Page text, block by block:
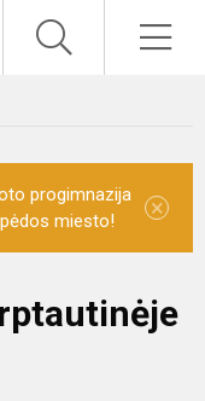
progimnazija
miesto!
×